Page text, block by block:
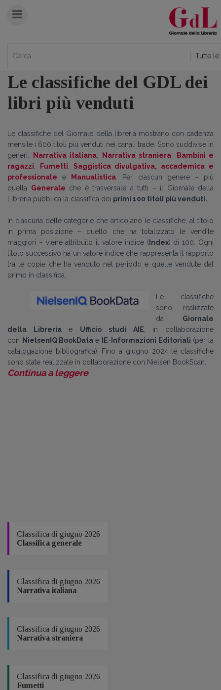
Le classifiche del GDL dei
libri più venduti
Le classifiche del Giornale della libreria mostrano con cadenza
mensile i 600 titoli più venduti nei canali trade. Sono suddivise in
generi:
Narrativa italiana Narrativa straniera
Bambini e
ragazzi
Fumetti
Saggistica divulgativa, accademica e
professionale
e Manualistica . Per ciascun genere – più
quella Generale che è trasversale a tutti – il Giornale della
Libreria pubblica la classifica dei primi 100 titoli più venduti.
In ciascuna delle categorie che articolano le classifiche, al titolo
in prima posizione – quello che ha totalizzato le vendite
maggiori – viene attribuito il valore indice (Index) di 100. Ogni
titolo successivo ha un valore indice che rappresenta il rapporto
tra le copie che ha venduto nel periodo e quelle vendute dal
primo in classifica.
Le classifiche
sono realizzate
da Giornale
della Libreriae Ufficio studi AIE , in collaborazione
con NielsenIQ BookDatae IE-Informazioni Editoriali (per la
catalogazione bibliografica). Fino a giugno 2024 le classifiche
sono state realizzate in collaborazione con Nielsen BookScan
Continua a leggere
Classifica di giugno 2026
Classifica generale
Classifica di giugno 2026
Narrativa italiana
Classifica di giugno 2026
Narrativa straniera
Classifica di giugno 2026
Fumetti